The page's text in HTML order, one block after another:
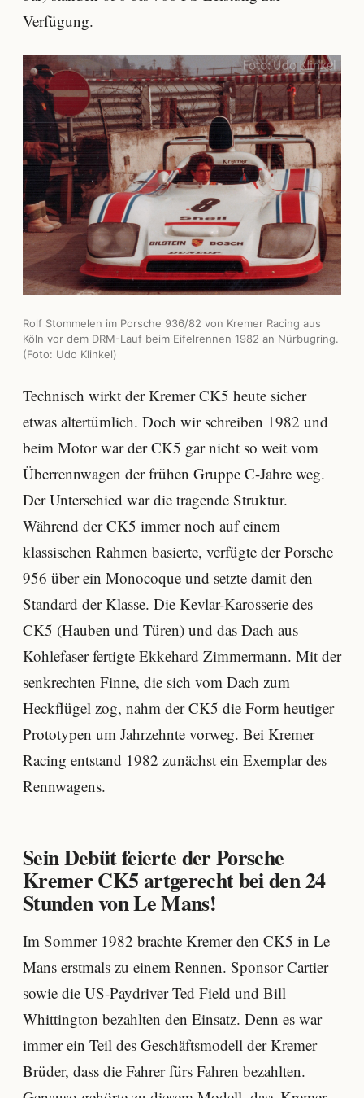
Verfügung.
Rolf Stommelen im Porsche 936/82 von Kremer Racing aus
Köln vor dem DRM-Lauf beim Eifelrennen 1982 an Nürbugring.
(Foto: Udo Klinkel)
Technisch wirkt der Kremer CK5 heute sicher
etwas altertümlich. Doch wir schreiben 1982 und
beim Motor war der CK5 gar nicht so weit vom
Überrennwagen der frühen Gruppe C-Jahre weg.
Der Unterschied war die tragende Struktur.
Während der CK5 immer noch auf einem
klassischen Rahmen basierte, verfügte der Porsche
956 über ein Monocoque und setzte damit den
Standard der Klasse. Die Kevlar-Karosserie des
CK5 (Hauben und Türen) und das Dach aus
Kohlefaser fertigte Ekkehard Zimmermann. Mit der
senkrechten Finne, die sich vom Dach zum
Heckflügel zog, nahm der CK5 die Form heutiger
Prototypen um Jahrzehnte vorweg. Bei Kremer
Racing entstand 1982 zunächst ein Exemplar des
Rennwagens.
Sein Debüt feierte der Porsche
Kremer CK5 artgerecht bei den 24
Stunden von Le Mans!
Im Sommer 1982 brachte Kremer den CK5 in Le
Mans erstmals zu einem Rennen. Sponsor Cartier
sowie die US-Paydriver Ted Field und Bill
Whittington bezahlten den Einsatz. Denn es war
immer ein Teil des Geschäftsmodell der Kremer
Brüder, dass die Fahrer fürs Fahren bezahlten.